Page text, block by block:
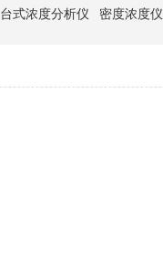
台式浓度分析仪 密度浓度仪